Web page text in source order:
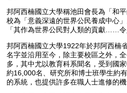
邦阿西楠國立大學稱池田會長為「和
校為「意義深遠的世界公民養成中心
「其作為世界公民對人類的貢獻……令
邦阿西楠國立大學1922年於邦阿西楠
名字並沿用至今，除主要校區之外，
多，其中尤以教育科系聞名，受到國
約16,000名、研究所和博士班學生約
的系統，也提供許多在職人士進修的機